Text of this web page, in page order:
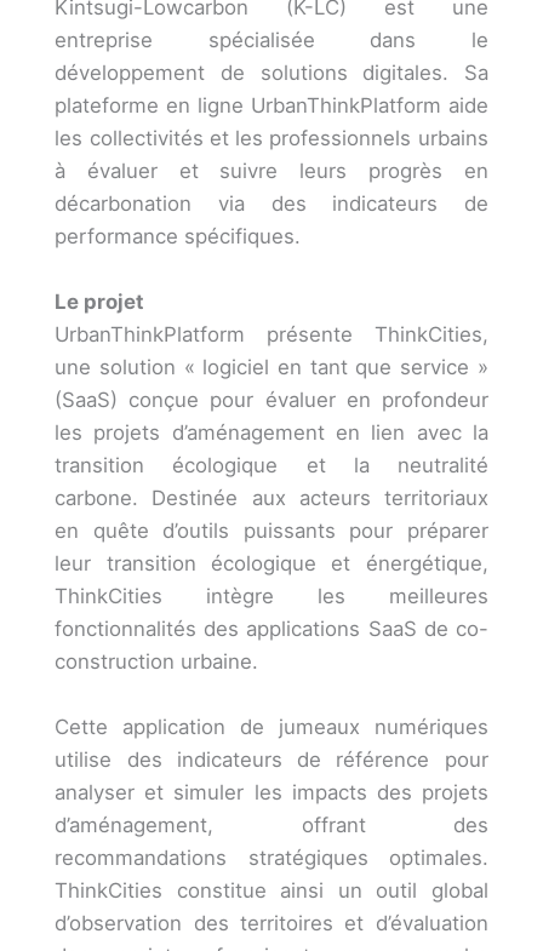
Kintsugi-Lowcarbon (K-LC) est une
entreprise spécialisée dans le
développement de solutions digitales. Sa
plateforme en ligne UrbanThinkPlatform aide
les collectivités et les professionnels urbains
à évaluer et suivre leurs progrès en
décarbonation via des indicateurs de
performance spécifiques.
Le projet
UrbanThinkPlatform présente ThinkCities,
une solution « logiciel en tant que service »
(SaaS) conçue pour évaluer en profondeur
les projets d’aménagement en lien avec la
transition écologique et la neutralité
carbone. Destinée aux acteurs territoriaux
en quête d’outils puissants pour préparer
leur transition écologique et énergétique,
ThinkCities intègre les meilleures
fonctionnalités des applications SaaS de co-
construction urbaine.
Cette application de jumeaux numériques
utilise des indicateurs de référence pour
analyser et simuler les impacts des projets
d’aménagement, offrant des
recommandations stratégiques optimales.
ThinkCities constitue ainsi un outil global
d’observation des territoires et d’évaluation